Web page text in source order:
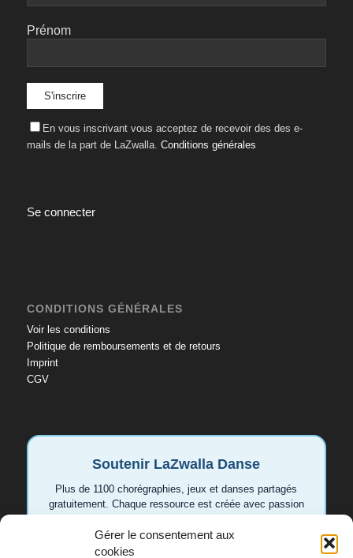
Gérer le consentement aux
cookies
Prénom
En vous inscrivant vous acceptez de recevoir des des e-
mails de la part de LaZwalla. Conditions générales
Se connecter
CONDITIONS GÉNÉRALES
Voir les conditions
Politique de remboursements et de retours
Imprint
CGV
Soutenir LaZwalla Danse
Plus de 1100 chorégraphies, jeux et danses partagés
gratuitement. Chaque ressource est créée avec passion
soutien permet de continuer à développer de nouvelles